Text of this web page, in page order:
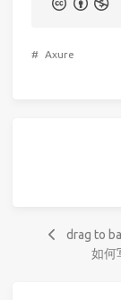
# Axure
drag to
如何